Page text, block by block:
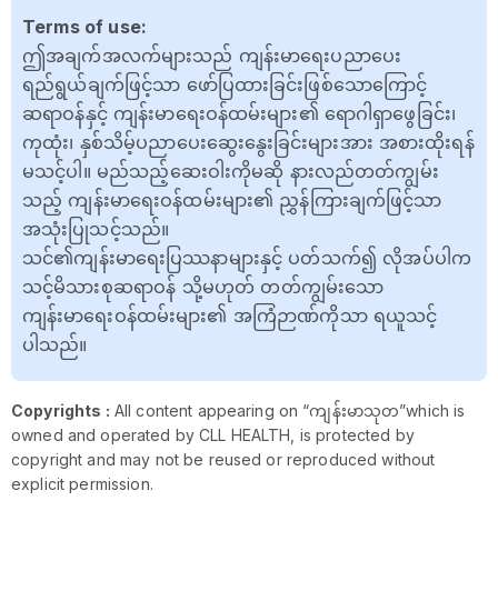
Terms of use:
ဤအချက်အလက်များသည် ကျန်းမာရေးပညာပေး
ရည်ရွယ်ချက်ဖြင့်သာ ဖော်ပြထားခြင်းဖြစ်သောကြောင့်
ဆရာဝန်နှင့် ကျန်းမာရေးဝန်ထမ်းများ၏ ရောဂါရှာဖွေခြင်း၊
ကုထုံး၊ နှစ်သိမ့်ပညာပေးဆွေးနွေးခြင်းများအား အစားထိုးရန်
မသင့်ပါ။ မည်သည့်ဆေးဝါးကိုမဆို နားလည်တတ်ကျွမ်း
သည့် ကျန်းမာရေးဝန်ထမ်းများ၏ ညွှန်ကြားချက်ဖြင့်သာ
အသုံးပြုသင့်သည်။
သင်၏ကျန်းမာရေးပြဿနာများနှင့် ပတ်သက်၍ လိုအပ်ပါက
သင့်မိသားစုဆရာဝန် သို့မဟုတ် တတ်ကျွမ်းသော
ကျန်းမာရေးဝန်ထမ်းများ၏ အကြံဉာဏ်ကိုသာ ရယူသင့်
ပါသည်။
Copyrights : All content appearing on “ကျန်းမာသုတ”which is
owned and operated by CLL HEALTH, is protected by
copyright and may not be reused or reproduced without
explicit permission.